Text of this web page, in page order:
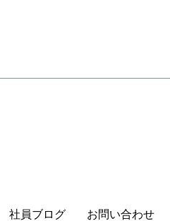
社員ブログ お問い合わせ